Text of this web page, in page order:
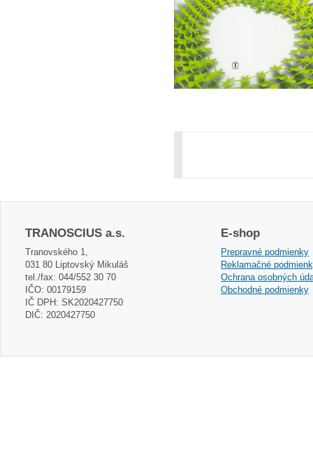
TRANOSCIUS a.s.
Tranovského 1,
031 80 Liptovský Mikuláš
tel./fax: 044/552 30 70
IČO: 00179159
IČ DPH: SK2020427750
DIČ: 2020427750
E-shop
Prepravné podmienky
Reklamačné
Ochrana osobných
Obchodné podmienky